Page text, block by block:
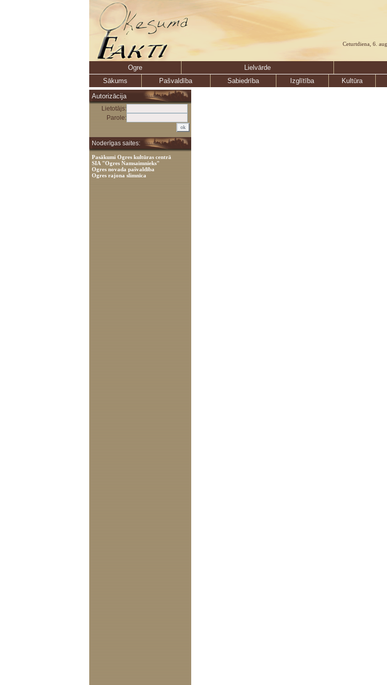
Ceturtdiena, 6.
Ogre Lielvārde
Sākums
Pašvaldība Sabiedrība Izglītība Kultūra
Autorizācija
Lietotājs:
Parole:
Noderīgas saites:
Pasākumi Ogres kultūras centrā
SIA "Ogres Namsaimnieks"
Ogres novada pašvaldība
Ogres rajona slimnīca